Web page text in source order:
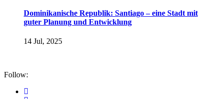
Dominikanische Republik: Santiago – eine Stadt mit
guter Planung und Entwicklung
14 Jul, 2025
Follow: